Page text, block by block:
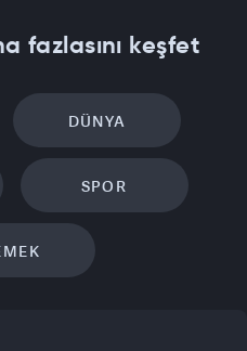
fazlasını keşfet
DÜNYA
SPOR